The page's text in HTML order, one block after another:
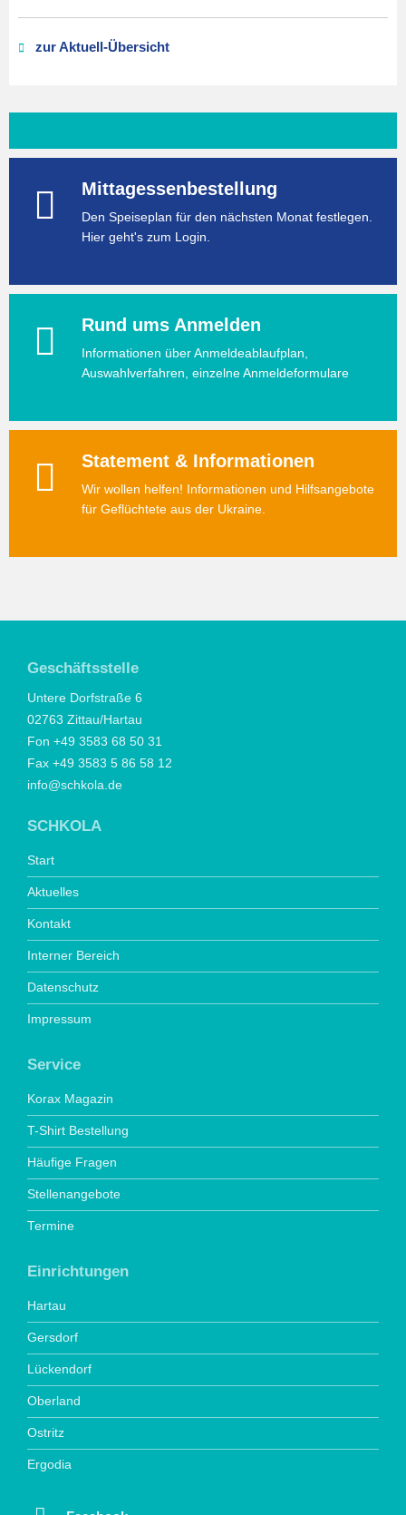
zur Aktuell-Übersicht
Mittagessenbestellung
Den Speiseplan für den nächsten Monat festlegen.
Hier geht's zum Login.
Rund ums Anmelden
Informationen über Anmeldeablaufplan,
Auswahlverfahren, einzelne Anmeldeformulare
Statement & Informationen
Wir wollen helfen! Informationen und Hilfsangebote
für Geflüchtete aus der Ukraine.
Geschäftsstelle
Untere Dorfstraße 6
02763 Zittau/Hartau
Fon +49 3583 68 50 31
Fax +49 3583 5 86 58 12
info@schkola.de
SCHKOLA
Start
Aktuelles
Kontakt
Interner Bereich
Datenschutz
Impressum
Service
Korax Magazin
T-Shirt Bestellung
Häufige Fragen
Stellenangebote
Termine
Einrichtungen
Hartau
Gersdorf
Lückendorf
Oberland
Ostritz
Ergodia